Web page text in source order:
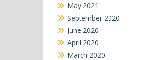
May 2021
September 2020
June 2020
April 2020
March 2020